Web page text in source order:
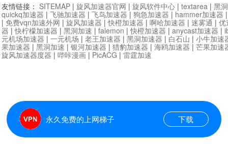
永久免费的上网梯子 下载
友情链接： SITEMAP | 旋风加速器官网 | 旋风软件中心 | textarea | 黑
quickq加速器 | 飞驰加速器 | 飞鸟加速器 | 狗急加速器 | hammer加速器
| 免费vqn加速外网 | 旋风加速器 |快橙加速器 | 啊哈加速器 | 迷雾通 | 优
器 |快柠檬加速器 | 黑洞加速 | falemon |快橙加速器 | anycast加速器 |
元机场加速器 | 一元机场 | 老王加速器 | 黑洞加速器 | 白石山 | 小牛加速
果加速器 | 黑洞加速 | 银河加速器 | 猎豹加速器 | 海鸥加速器 | 芒果加速
旋风加速器度器 | 哔咔漫画 | PicACG | 雷霆加速